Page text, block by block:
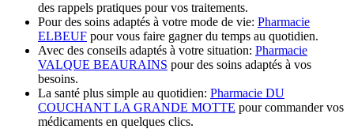
des rappels pratiques pour vos traitements.
Pour des soins adaptés à votre mode de vie: Pharmacie
ELBEUF pour vous faire gagner du temps au quotidien.
Avec des conseils adaptés à votre situation: Pharmacie
VALQUE BEAURAINS pour des soins adaptés à vos
besoins.
La santé plus simple au quotidien: Pharmacie DU
COUCHANT LA GRANDE MOTTE pour commander vos
médicaments en quelques clics.